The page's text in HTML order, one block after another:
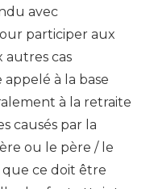
avec
participer aux
autres cas
à la base
à la retraite
causés par la
ou le père / le
ce doit être